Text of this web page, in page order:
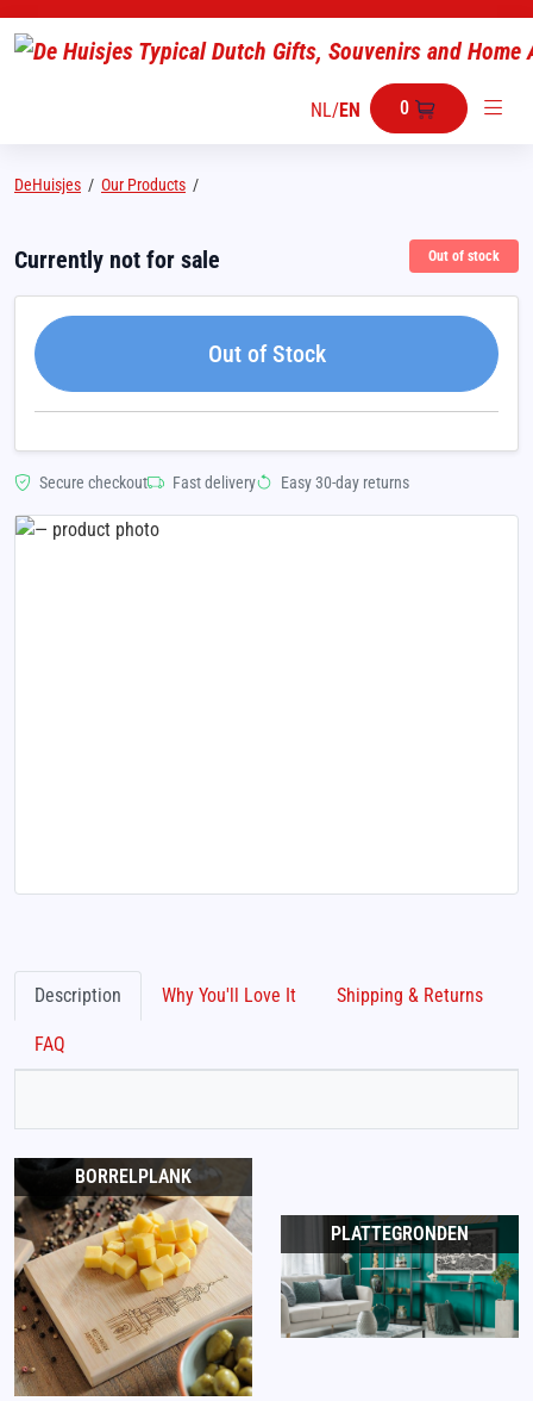
NL/EN 0
DeHuisjes / Our Products /
Currently not for sale Out of stock
Out of Stock
Secure checkout Fast delivery Easy 30-day returns
Description Why You'll Love It Shipping & Returns
FAQ
BORRELPLANK
PLATTEGRONDEN